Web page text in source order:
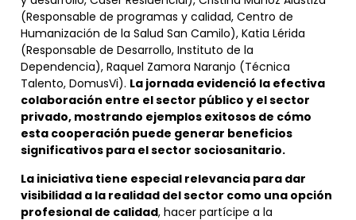
(Responsable de programas y calidad, Centro de
Humanización de la Salud San Camilo), Katia Lérida
(Responsable de Desarrollo, Instituto de la
Dependencia), Raquel Zamora Naranjo (Técnica
Talento, DomusVi). La jornada evidenció la efectiva
colaboración entre el sector público y el sector
privado, mostrando ejemplos exitosos de cómo
esta cooperación puede generar beneficios
significativos para el sector sociosanitario.
La iniciativa tiene especial relevancia para dar
visibilidad a la realidad del sector como una opción
profesional de calidad, hacer partícipe a la